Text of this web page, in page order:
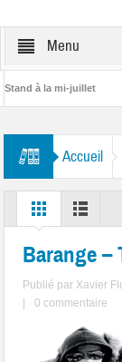
Menu
à la mi-juillet
Accueil
Barange –
Publié par Xavier
0 commentaire